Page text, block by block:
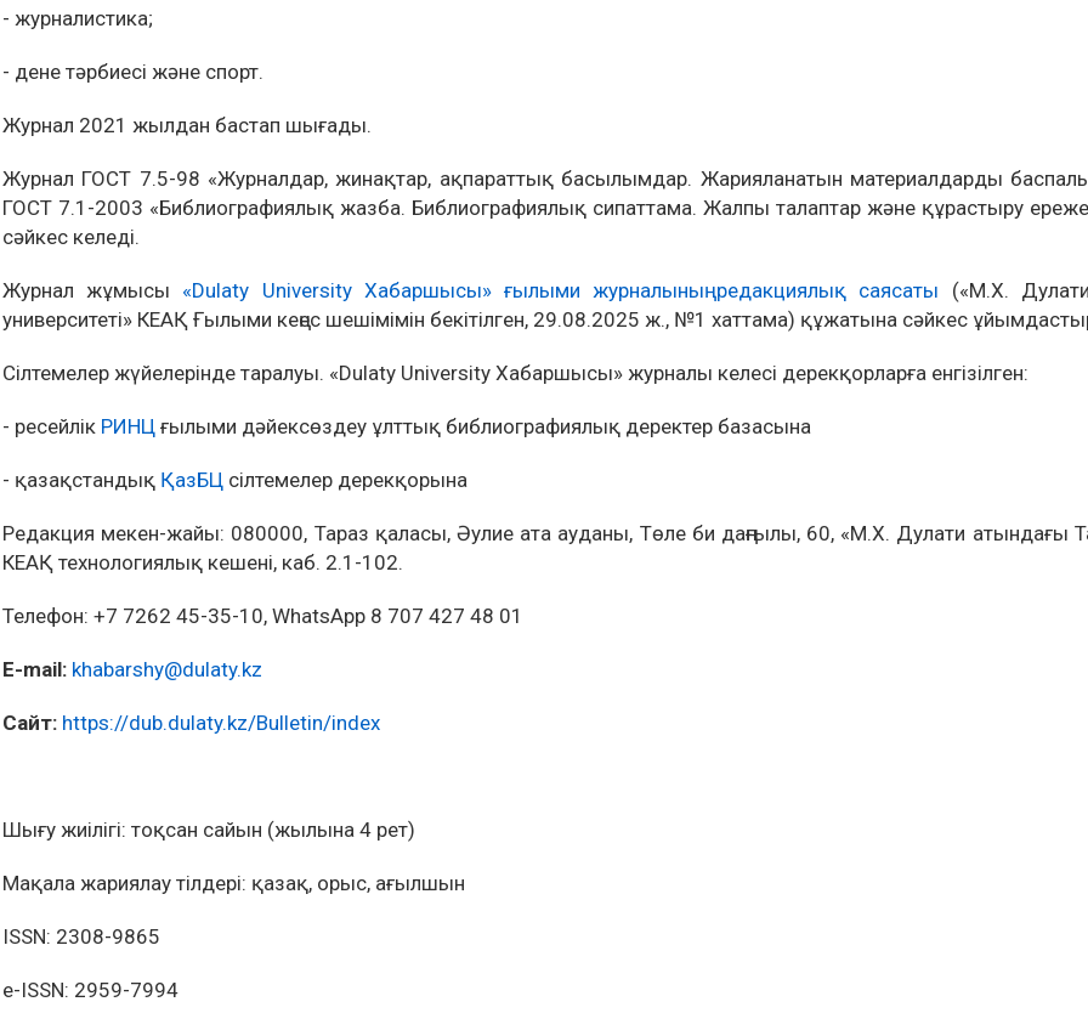
- журналистика;
- дене тәрбиесі және спорт.
Журнал 2021 жылдан бастап шығады.
Журнал ГОСТ 7.5-98 «Журналдар, жинақтар, ақпараттық басылымдар. Жарияланатын материалдарды
ГОСТ 7.1-2003 «Библиографиялық жазба. Библиографиялық сипаттама. Жалпы талаптар және құрастыру
сәйкес келеді.
Журнал жұмысы «Dulaty University Хабаршысы» ғылыми журналының редакциялық саясаты («М.Х.
университеті» КЕАҚ Ғылыми кеңес шешімімін бекітілген, 29.08.2025 ж., №1 хаттама) құжатына сәйкес
Сілтемелер жүйелерінде таралуы. «Dulaty University Хабаршысы» журналы келесі дерекқорларға енгізілген:
- ресейлік РИНЦ ғылыми дәйексөздеу ұлттық библиографиялық деректер базасына
- қазақстандық ҚазБЦ сілтемелер дерекқорына
Редакция мекен-жайы: 080000, Тараз қаласы, Әулие ата ауданы, Төле би даңғылы, 60, «М.Х. Дулати атындағы
КЕАҚ технологиялық кешені, каб. 2.1-102.
Телефон: +7 7262 45-35-10, WhatsApp 8 707 427 48 01
E-mail: khabarshy@dulaty.kz
Сайт: https://dub.dulaty.kz/Bulletin/index
Шығу жиілігі: тоқсан сайын (жылына 4 рет)
Мақала жариялау тілдері: қазақ, орыс, ағылшын
ISSN: 2308-9865
e-ISSN: 2959-7994